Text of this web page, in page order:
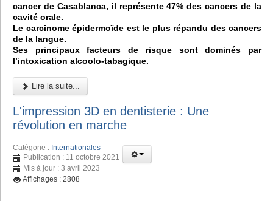
cancer de Casablanca, il représente 47% des cancers de la
cavité orale.
Le carcinome épidermoïde est le plus répandu des cancers
de la langue.
Ses principaux facteurs de risque sont dominés par
l’intoxication alcoolo-tabagique.
Lire la suite...
L'impression 3D en dentisterie : Une
révolution en marche
Catégorie : Internationales
Publication : 11 octobre 2021
Mis à jour : 3 avril 2023
Affichages : 2808